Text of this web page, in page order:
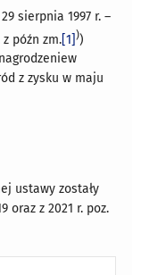
sierpnia 1997 r. –
z późn zm.[1]))
z zysku w maju
ustawy zostały
oraz z 2021 r. poz.